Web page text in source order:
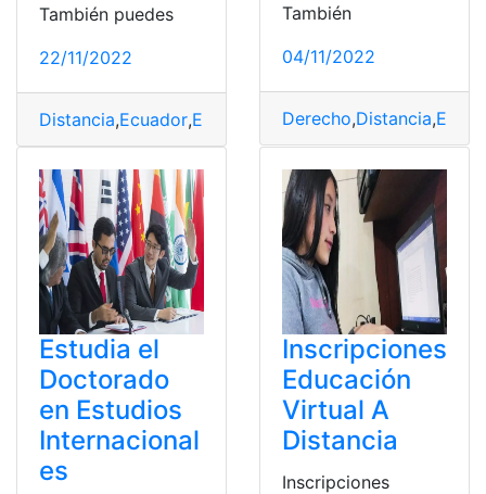
También puedes
22/11/2022
Distancia,Ecuador,En linea Noticias,universidades
También
04/11/2022
Derecho,Distancia,
Estudia el
Doctorado
en Estudios
Internacional
es
Inscripciones
Educación
Virtual A
Distancia
Inscripciones